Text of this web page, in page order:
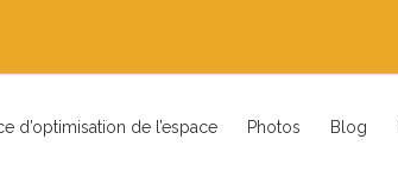
d’optimisation de l’espace Photos Blog